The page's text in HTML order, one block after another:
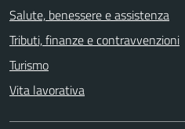
Salute, benessere e assistenza
Tributi, finanze e contravvenzioni
Turismo
Vita lavorativa